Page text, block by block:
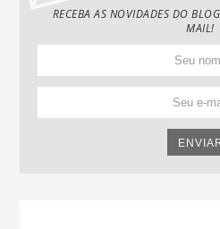
RECEBA AS NOVIDADES DO
MAIL!